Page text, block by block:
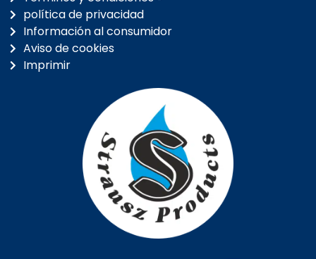
política de privacidad
Información al consumidor
Aviso de cookies
Imprimir